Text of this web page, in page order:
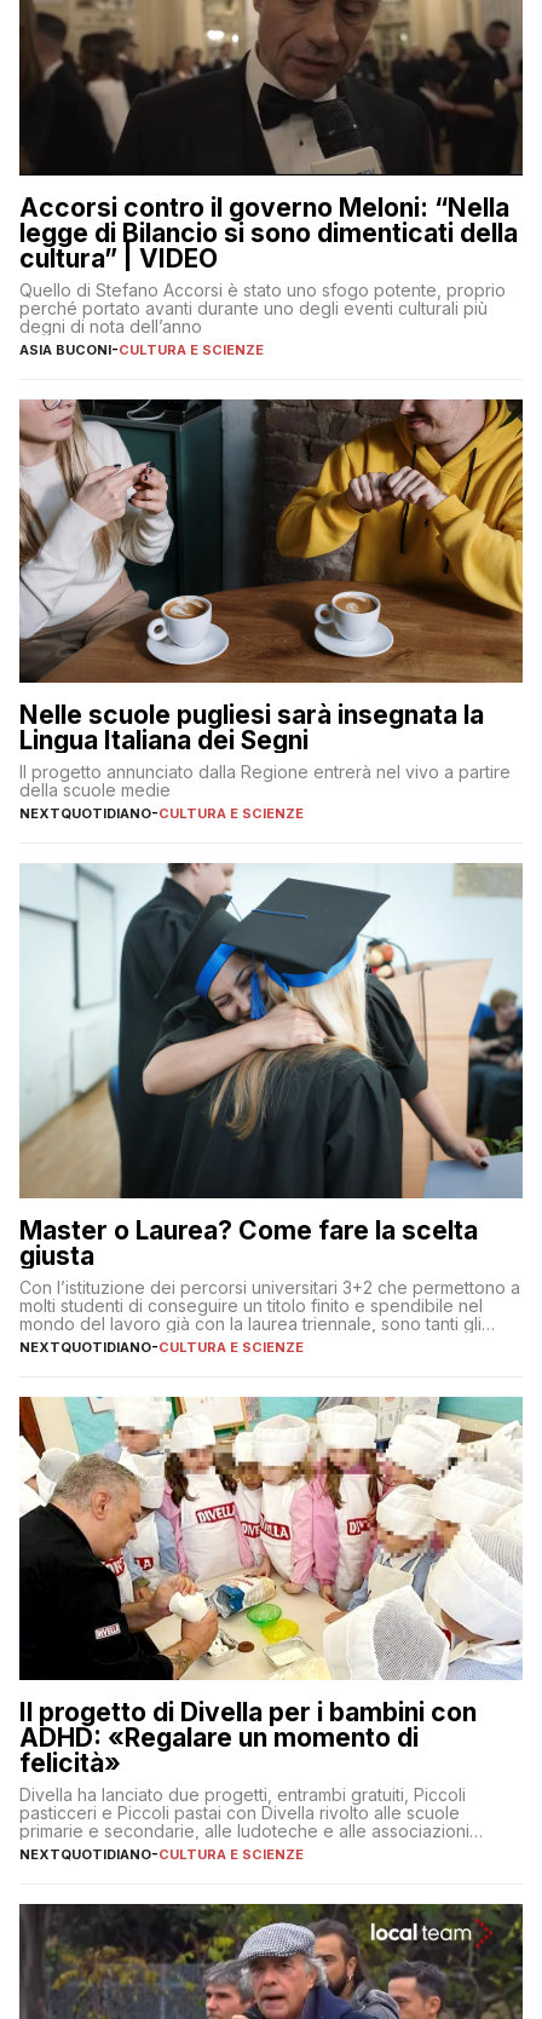
Accorsi contro il governo Meloni: “Nella
legge di Bilancio si sono dimenticati della
cultura” | VIDEO
Quello di Stefano Accorsi è stato uno sfogo potente, proprio
perché portato avanti durante uno degli eventi culturali più
degni di nota dell’anno
ASIA BUCONI-CULTURA E SCIENZE
Nelle scuole pugliesi sarà insegnata la
Lingua Italiana dei Segni
Il progetto annunciato dalla Regione entrerà nel vivo a partire
della scuole medie
NEXTQUOTIDIANO-CULTURA E SCIENZE
Master o Laurea? Come fare la scelta
giusta
Con l’istituzione dei percorsi universitari 3+2 che permettono a
molti studenti di conseguire un titolo finito e spendibile nel
mondo del lavoro già con la laurea triennale, sono tanti gli
interrogativi che si pongono gli studenti una volta raggiunto
l’obiettivo di primo livello
NEXTQUOTIDIANO-CULTURA E SCIENZE
Il progetto di Divella per i bambini con
ADHD: «Regalare un momento di
felicità»
Divella ha lanciato due progetti, entrambi gratuiti, Piccoli
pasticceri e Piccoli pastai con Divella rivolto alle scuole
primarie e secondarie, alle ludoteche e alle associazioni
pugliesi che si occupano di bambini con ADHD
NEXTQUOTIDIANO-CULTURA E SCIENZE